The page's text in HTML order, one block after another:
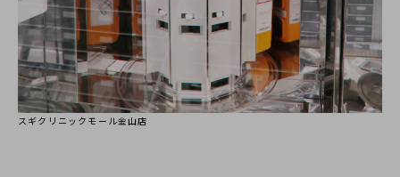
スギクリニックモール金山店